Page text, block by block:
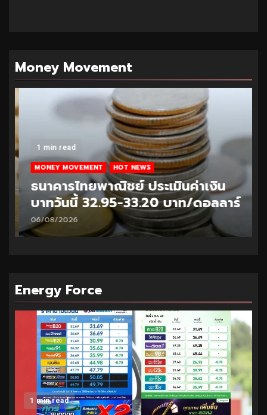
Money Movement
1 min read
MONEY MOVEMENT HOT NEWS
ธนาคารไทยพาณิชย์ ประเมินค่าเงิน
บาทวันนี้ 32.95-33.20 บาท/ดอลลาร์
06/08/2026
Energy Force
1 min read